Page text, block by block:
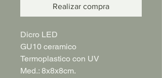
Realizar compra
Dicro LED
GU10 ceramico
Termoplastico con UV
Med.: 8x8x8cm.